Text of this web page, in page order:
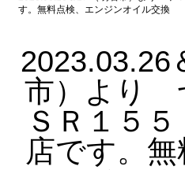
す。無料点検、エンジンオイル交換
2023.03.26
市）より
ＳＲ１５
店です。